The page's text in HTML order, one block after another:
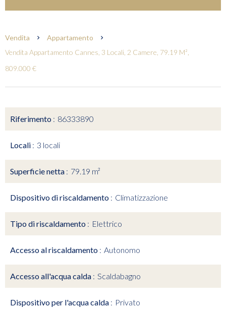
Vendita
Appartamento
Vendita Appartamento Cannes, 3 Locali, 2 Camere, 79.19 M²,
809.000 €
Riferimento 86333890
Locali 3 locali
Superficie netta 79.19 m²
Dispositivo di riscaldamento Climatizzazione
Tipo di riscaldamento Elettrico
Accesso al riscaldamento Autonomo
Accesso all'acqua calda Scaldabagno
Dispositivo per l'acqua calda Privato